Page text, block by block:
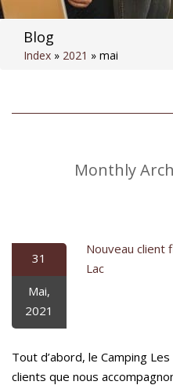
Blog
Index » 2021 » mai
Monthly
31
Mai,
2021
Nouveau client
Lac
Tout d’abord, le Camping
clients que nous